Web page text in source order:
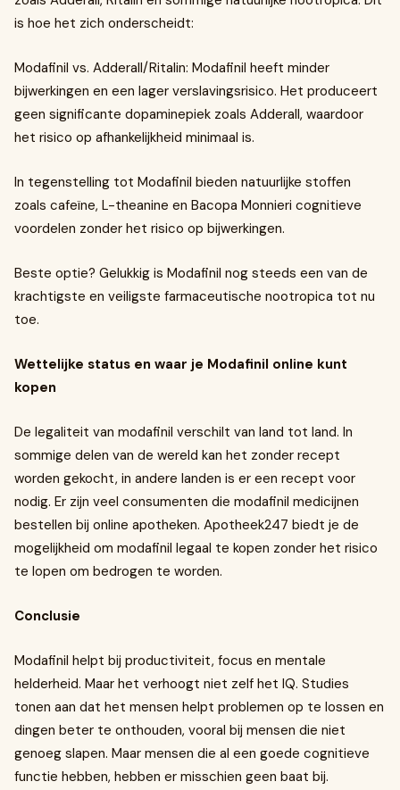
is hoe het zich onderscheidt:
Modafinil vs. Adderall/Ritalin: Modafinil heeft minder
bijwerkingen en een lager verslavingsrisico. Het produceert
geen significante dopaminepiek zoals Adderall, waardoor
het risico op afhankelijkheid minimaal is.
In tegenstelling tot Modafinil bieden natuurlijke stoffen
zoals cafeïne, L-theanine en Bacopa Monnieri cognitieve
voordelen zonder het risico op bijwerkingen.
Beste optie? Gelukkig is Modafinil nog steeds een van de
krachtigste en veiligste farmaceutische nootropica tot nu
toe.
Wettelijke status en waar je Modafinil online kunt
kopen
De legaliteit van modafinil verschilt van land tot land. In
sommige delen van de wereld kan het zonder recept
worden gekocht, in andere landen is er een recept voor
nodig. Er zijn veel consumenten die modafinil medicijnen
bestellen bij online apotheken. Apotheek247 biedt je de
mogelijkheid om modafinil legaal te kopen zonder het risico
te lopen om bedrogen te worden.
Conclusie
Modafinil helpt bij productiviteit, focus en mentale
helderheid. Maar het verhoogt niet zelf het IQ. Studies
tonen aan dat het mensen helpt problemen op te lossen en
dingen beter te onthouden, vooral bij mensen die niet
genoeg slapen. Maar mensen die al een goede cognitieve
functie hebben, hebben er misschien geen baat bij.